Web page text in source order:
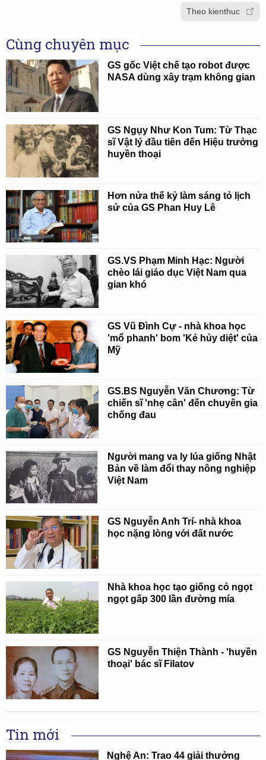
Theo kienthuc
Cùng chuyên mục
GS gốc Việt chế tạo robot được
NASA dùng xây trạm không gian
GS Ngụy Như Kon Tum: Từ Thạc
sĩ Vật lý đầu tiên đến Hiệu trưởng
huyền thoại
Hơn nửa thế kỷ làm sáng tỏ lịch
sử của GS Phan Huy Lê
GS.VS Phạm Minh Hạc: Người
chèo lái giáo dục Việt Nam qua
gian khó
GS Vũ Đình Cự - nhà khoa học
'mổ phanh' bom 'Kẻ hủy diệt' của
Mỹ
GS.BS Nguyễn Văn Chương: Từ
chiến sĩ 'nhẹ cân' đến chuyên gia
chống đau
Người mang va ly lúa giống Nhật
Bản về làm đổi thay nông nghiệp
Việt Nam
GS Nguyễn Anh Trí- nhà khoa
học nặng lòng với đất nước
Nhà khoa học tạo giống cỏ ngọt
ngọt gấp 300 lần đường mía
GS Nguyễn Thiện Thành - 'huyền
thoại' bác sĩ Filatov
Tin mới
Nghệ An: Trao 44 giải thưởng